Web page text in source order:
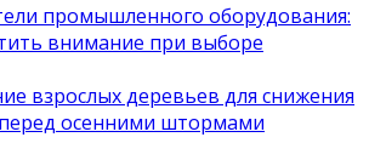
промышленного оборудования:
внимание при выборе
взрослых деревьев для снижения
осенними штормами